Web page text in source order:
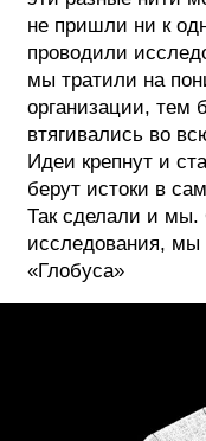
не пришли ни к
проводили
мы тратили на
организации, тем
втягивались во
Идеи крепнут и
берут истоки в
Так сделали и мы.
исследования, мы
«Глобуса»